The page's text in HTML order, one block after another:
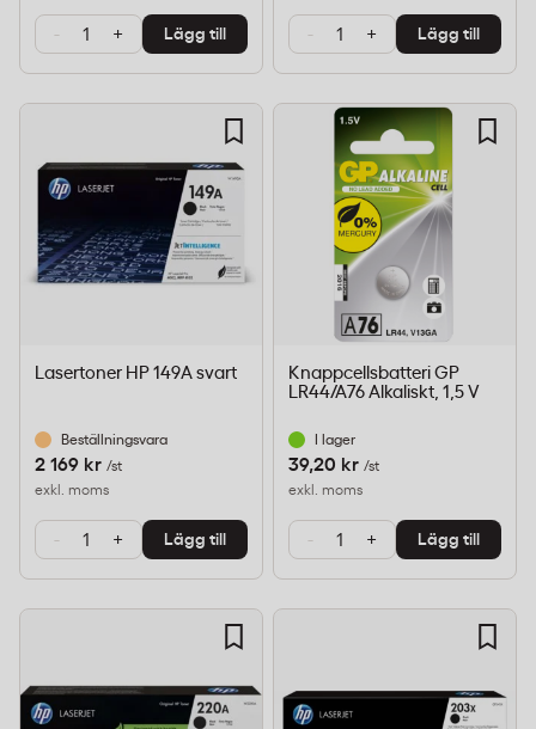
- + Lägg till - + Lägg till
Lasertoner HP 149A svart
Beställningsvara
2 169 kr /st
exkl. moms
- + Lägg till
Knappcellsbatteri GP
LR44/A76 Alkaliskt, 1,5 V
I lager
39,20 kr /st
exkl. moms
- + Lägg till